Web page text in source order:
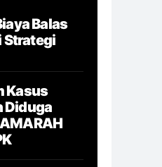
Balas
Strategi
Kasus
Diduga